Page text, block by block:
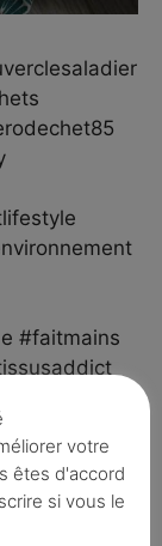
#faitmains
votre
êtes d'accord
si vous le